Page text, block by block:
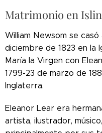
Matrimonio en
William Newsom se casó
diciembre de 1823 en la
María la Virgen con
1799-23 de marzo de
Inglaterra.
Eleanor Lear era
artista, ilustrador,